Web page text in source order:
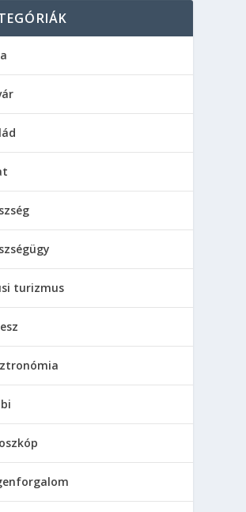
turizmus